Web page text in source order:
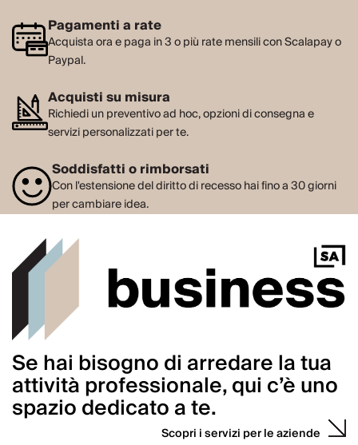
Pagamenti a rate
Acquista ora e paga in 3 o più rate mensili con Scalapay o
Paypal.
Acquisti su misura
Richiedi un preventivo ad hoc, opzioni di consegna e
servizi personalizzati per te.
Soddisfatti o rimborsati
Con l'estensione del diritto di recesso hai fino a 30 giorni
per cambiare idea.
Se hai bisogno di arredare la tua
attività professionale, qui c’è uno
spazio dedicato a te.
Scopri i servizi per le aziende